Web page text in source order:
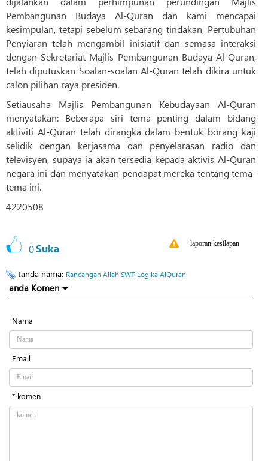
Pembangunan Budaya Al-Quran dan kami mencapai
kesimpulan, tetapi sebelum sebarang tindakan, Pertubuhan
Penyiaran telah mengambil inisiatif dan semasa interaksi
dengan Sekretariat Majlis Pembangunan Budaya Al-Quran,
telah diputuskan Soalan-soalan Al-Quran telah dikira untuk
calon pilihan raya presiden.
Setiausaha Majlis Pembangunan Kebudayaan Al-Quran
menyatakan: Beberapa siri tema penting dalam bidang
aktiviti Al-Quran telah dirangka dalam bentuk borang kaji
selidik dengan kerjasama dan penyelarasan radio dan
televisyen, supaya ia akan tersedia kepada aktivis Al-Quran
negara ini dan menyatakan pendapat mereka tentang tema-
tema ini.
4220508
0Suka laporan kesilapan
tanda nama: Rancangan Allah SWT Logika AlQuran
anda Komen
Nama
Email
* komen